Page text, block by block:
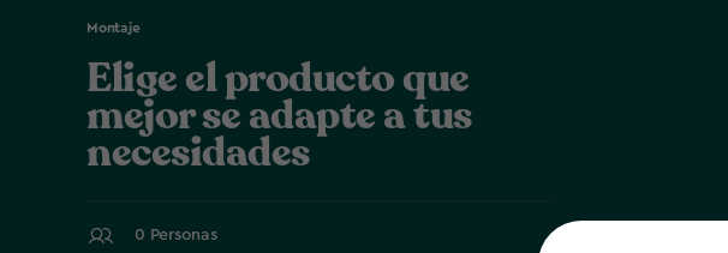
Montaje
Elige el producto que
mejor se adapte a tus
necesidades
0 Personas